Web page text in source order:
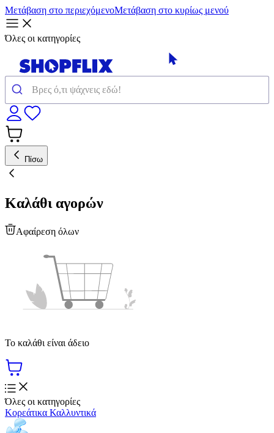
Μετάβαση στο περιεχόμενοΜετάβαση στο κυρίως μενού
Όλες οι κατηγορίες
Πίσω
Καλάθι αγορών
Αφαίρεση όλων
Το καλάθι είναι άδειο
Όλες οι κατηγορίες
Κορεάτικα Καλλυντικά